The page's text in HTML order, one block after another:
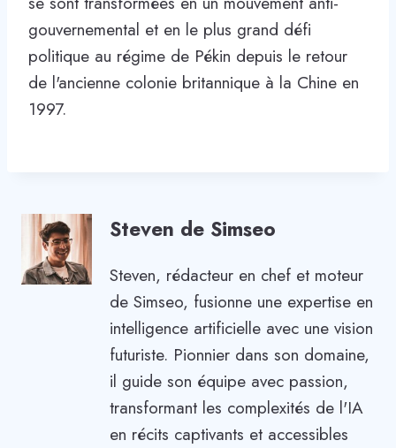
gouvernemental et en le plus grand défi
politique au régime de Pékin depuis le retour
de l'ancienne colonie britannique à la Chine en
1997.
Steven de Simseo
Steven, rédacteur en chef et moteur
de Simseo, fusionne une expertise en
intelligence artificielle avec une vision
futuriste. Pionnier dans son domaine,
il guide son équipe avec passion,
transformant les complexités de l'IA
en récits captivants et accessibles